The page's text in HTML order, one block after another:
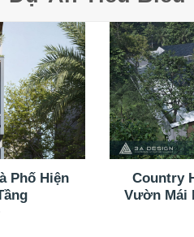
Phố Hiện
Country
Vườn Mái